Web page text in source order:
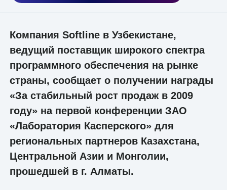
Компания Softline в Узбекистане,
ведущий поставщик широкого спектра
программного обеспечения на рынке
страны, сообщает о получении награды
«За стабильный рост продаж в 2009
году» на первой конференции ЗАО
«Лаборатория Касперского» для
региональных партнеров Казахстана,
Центральной Азии и Монголии,
прошедшей в г. Алматы.